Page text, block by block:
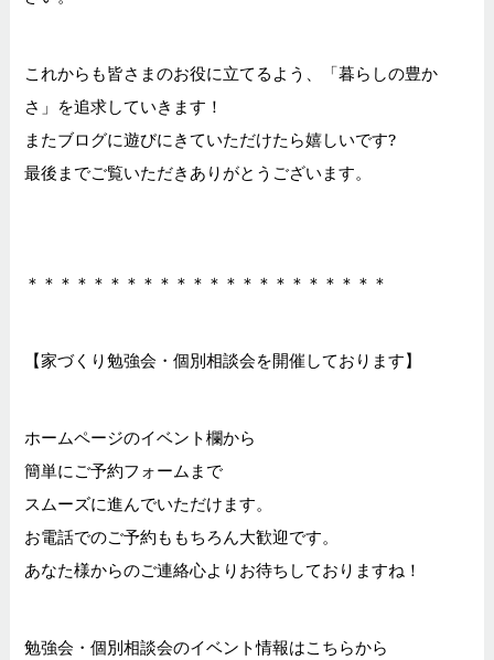
これからも皆さまのお役に立てるよう、「暮らしの豊か
さ」を追求していきます！
またブログに遊びにきていただけたら嬉しいです?
最後までご覧いただきありがとうございます。
＊＊＊＊＊＊＊＊＊＊＊＊＊＊＊＊＊＊＊＊＊＊
【家づくり勉強会・個別相談会を開催しております】
ホームページのイベント欄から
簡単にご予約フォームまで
スムーズに進んでいただけます。
お電話でのご予約ももちろん大歓迎です。
あなた様からのご連絡心よりお待ちしておりますね！
勉強会・個別相談会のイベント情報はこちらから